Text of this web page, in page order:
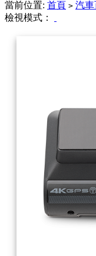
當前位置: 首頁 > 汽
檢視模式：